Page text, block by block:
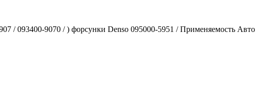
/ 093400-9070 / ) форсунки Denso 095000-5951 / Применяемость Авто